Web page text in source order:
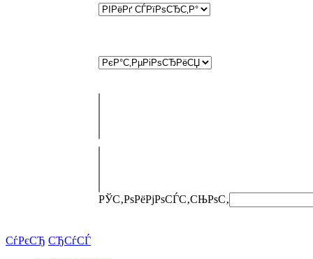
РЎС‚РѕРёРјРѕСЃС‚СЊРѕС‚
СѓРєСЂ СЂСѓСЃ